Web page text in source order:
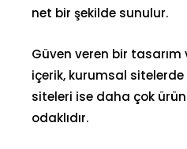
net bir şekilde sunulur.
Güven veren bir tasarım
içerik, kurumsal sitelerde
siteleri ise daha çok
odaklıdır.